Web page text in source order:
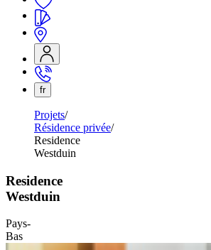
fr
Projets
Résidence privée
Residence
Westduin
Residence
Westduin
Pays-
Bas